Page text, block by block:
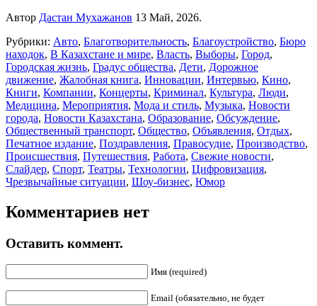
Автор Дастан Мухажанов 13 Май, 2026.
Рубрики: Авто, Благотворительность, Благоустройство, Бюро
находок, В Казахстане и мире, Власть, Выборы, Город,
Городская жизнь, Градус общества, Дети, Дорожное
движение, Жалобная книга, Инновации, Интервью, Кино,
Книги, Компании, Концерты, Криминал, Культура, Люди,
Медицина, Мероприятия, Мода и стиль, Музыка, Новости
города, Новости Казахстана, Образование, Обсуждение,
Общественный транспорт, Общество, Объявления, Отдых,
Печатное издание, Поздравления, Правосудие, Производство,
Происшествия, Путешествия, Работа, Свежие новости,
Слайдер, Спорт, Театры, Технологии, Цифровизация,
Чрезвычайные ситуации, Шоу-бизнес, Юмор
Комментариев нет
Оставить коммент.
Имя (required)
Email (обязательно, не будет